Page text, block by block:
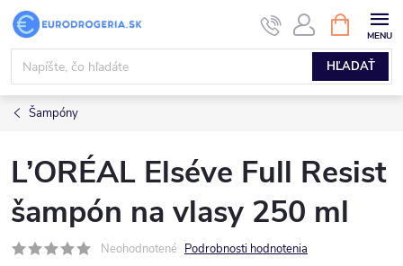
Prejsť
obsah
HĽADAŤ
KOŠÍK
Šampóny
L’ORÉAL Elséve Full Resist
šampón na vlasy 250 ml
Neohodnotené Podrobnosti hodnotenia